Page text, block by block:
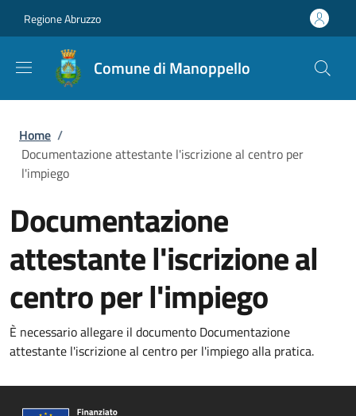
Regione Abruzzo
Comune di Manoppello
Briciole di pane
Home /
Documentazione attestante l'iscrizione al centro per
l'impiego
Documentazione
attestante l'iscrizione al
centro per l'impiego
È necessario allegare il documento Documentazione
attestante l'iscrizione al centro per l'impiego alla pratica.